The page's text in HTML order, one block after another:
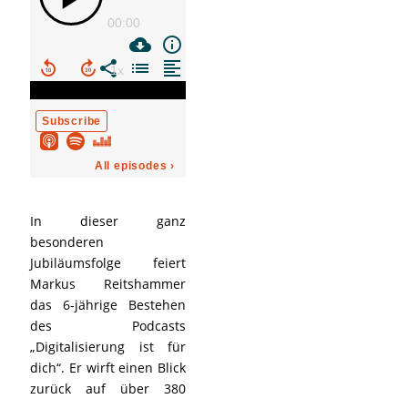
In dieser ganz
besonderen
Jubiläumsfolge feiert
Markus Reitshammer
das 6-jährige Bestehen
des Podcasts
„Digitalisierung ist für
dich“. Er wirft einen Blick
zurück auf über 380